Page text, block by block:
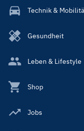
Technik &
Gesundheit
Leben & Lifestyle
Shop
Jobs